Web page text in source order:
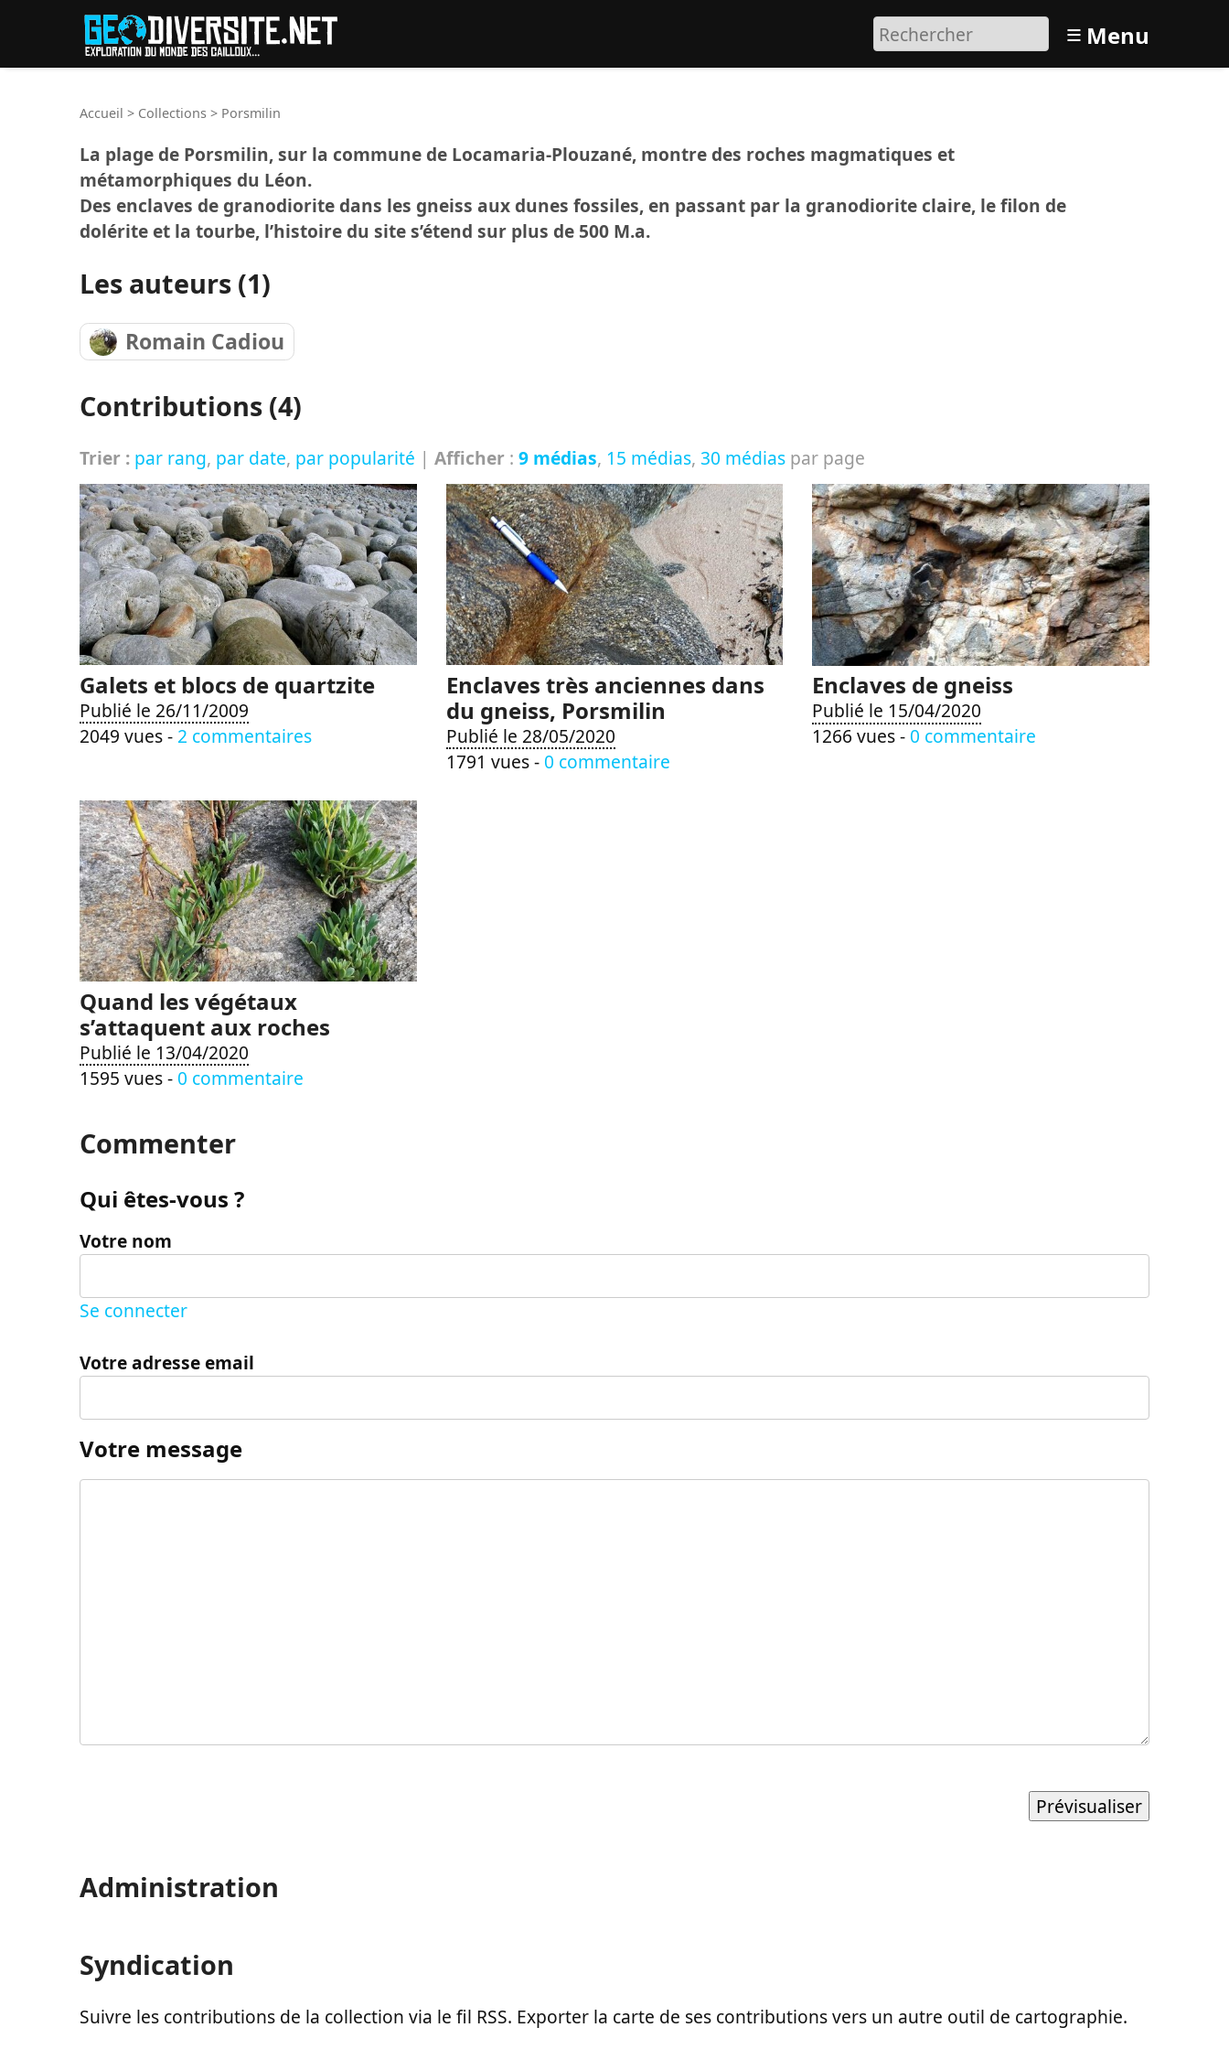
≡ Menu
Accueil > Collections > Porsmilin
La plage de Porsmilin, sur la commune de Locamaria-Plouzané, montre des roches magmatiques et
métamorphiques du Léon.
Des enclaves de granodiorite dans les gneiss aux dunes fossiles, en passant par la granodiorite claire, le filon de
dolérite et la tourbe, l’histoire du site s’étend sur plus de 500 M.a.
Les auteurs (1)
Romain Cadiou
Contributions (4)
Trier : par rang, par date, par popularité | Afficher : 9 médias, 15 médias, 30 médias par page
Galets et blocs de quartzite
Publié le 26/11/2009
2049 vues - 2 commentaires
Enclaves très anciennes dans
du gneiss, Porsmilin
Publié le 28/05/2020
1791 vues - 0 commentaire
Enclaves de gneiss
Publié le 15/04/2020
1266 vues - 0 commentaire
Quand les végétaux
s’attaquent aux roches
Publié le 13/04/2020
1595 vues - 0 commentaire
Commenter
Qui êtes-vous ?
Votre nom
Se connecter
Votre adresse email
Votre message
Administration
Syndication
Suivre les contributions de la collection via le fil RSS. Exporter la carte de ses contributions vers un autre outil de cartographie.